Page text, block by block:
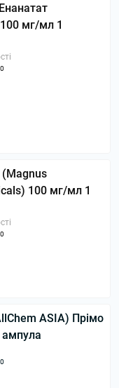
мг/мл 1
0
100 мг/мл 1
0
ASIA) Прімо
0